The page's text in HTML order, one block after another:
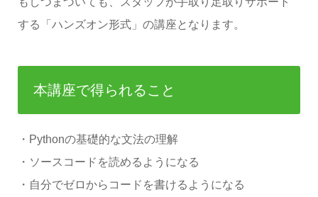
する「ハンズオン形式」の講座となります。
本講座で得られること
・Pythonの基礎的な文法の理解
・ソースコードを読めるようになる
・自分でゼロからコードを書けるようになる